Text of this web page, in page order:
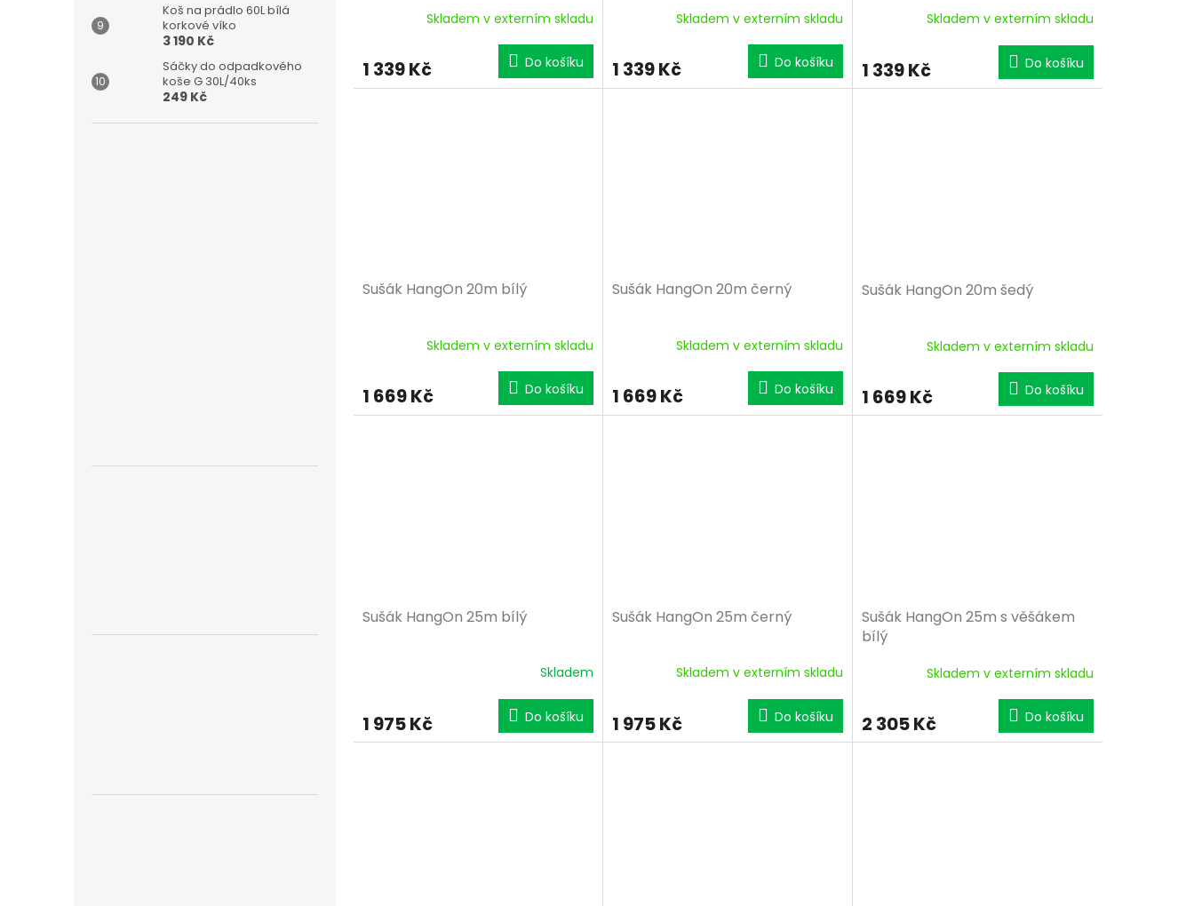
Koš na prádlo 60L bílá
korkové víko
3 190 Kč
Sáčky do odpadkového
koše G 30L/40ks
249 Kč
Skladem v externím skladu
1 339 Kč Do košíku
Skladem v externím skladu
1 339 Kč Do košíku
Skladem v externím skladu
1 339 Kč Do košíku
Sušák HangOn 20m bílý
Skladem v externím skladu
1 669 Kč Do košíku
Sušák HangOn 20m černý
Skladem v externím skladu
1 669 Kč Do košíku
Sušák HangOn 20m šedý
Skladem v externím skladu
1 669 Kč Do košíku
Sušák HangOn 25m bílý
Skladem
1 975 Kč Do košíku
Sušák HangOn 25m černý
Skladem v externím skladu
1 975 Kč Do košíku
Sušák HangOn 25m s věšákem
bílý
Skladem v externím skladu
2 305 Kč Do košíku